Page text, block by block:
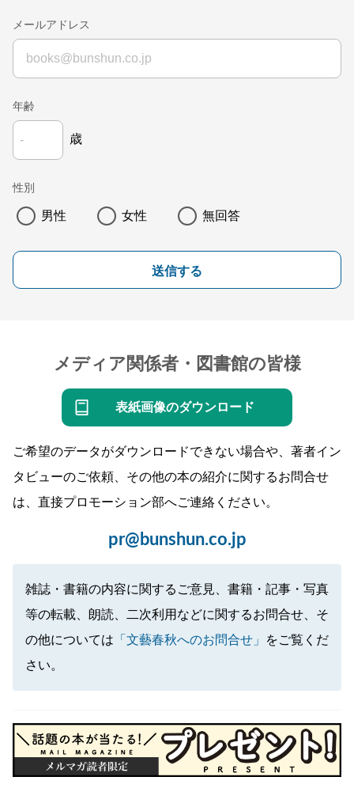
メールアドレス
年齢
歳
性別
男性 女性 無回答
送信する
メディア関係者・図書館の皆様
表紙画像のダウンロード
ご希望のデータがダウンロードできない場合や、著者イン
タビューのご依頼、その他の本の紹介に関するお問合せ
は、直接プロモーション部へご連絡ください。
pr@bunshun.co.jp
雑誌・書籍の内容に関するご意見、書籍・記事・写真
等の転載、朗読、二次利用などに関するお問合せ、そ
の他については 「文藝春秋へのお問合せ」
をご覧くだ
さい。